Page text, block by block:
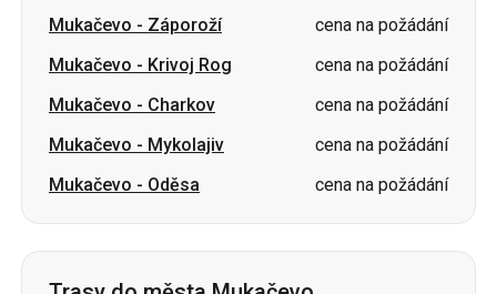
Mukačevo-Mykolajiv
cena na požádání
Mukačevo-Oděsa cena na požádání
Trasy do města Mukačevo
Pavlohrad-Mukačevo
od 3980 UAH